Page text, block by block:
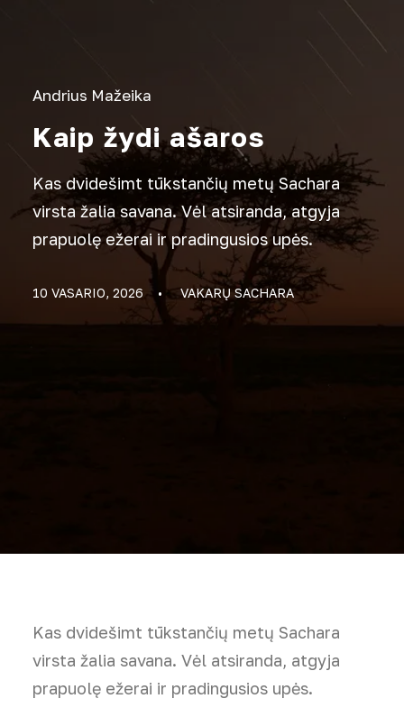
Andrius Mažeika
Kaip žydi ašaros
Kas dvidešimt tūkstančių metų Sachara
virsta žalia savana. Vėl atsiranda, atgyja
prapuolę ežerai ir pradingusios upės.
10 VASARIO, 2026 • VAKARŲ SACHARA
Kas dvidešimt tūkstančių metų Sachara
virsta žalia savana. Vėl atsiranda, atgyja
prapuolę ežerai ir pradingusios upės.